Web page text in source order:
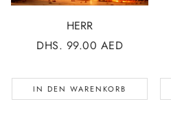
HERR
NORMALER
DHS. 99.00 AED
IN DEN WARENKORB